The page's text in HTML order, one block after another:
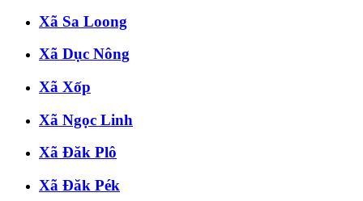
Xã Sa Loong
Xã Dục Nông
Xã Xốp
Xã Ngọc Linh
Xã Đăk Plô
Xã Đăk Pék